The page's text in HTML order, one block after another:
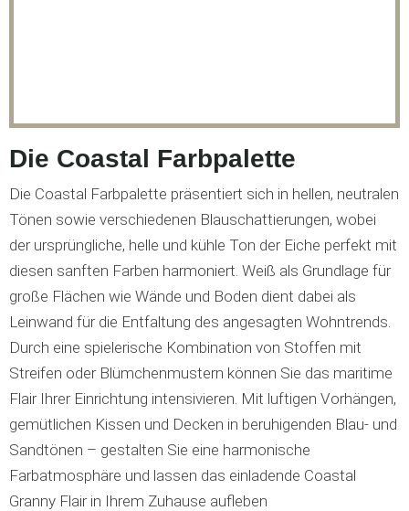
Die Coastal Farbpalette
Die Coastal Farbpalette präsentiert sich in hellen, neutralen
Tönen sowie verschiedenen Blauschattierungen, wobei
der ursprüngliche, helle und kühle Ton der Eiche perfekt mit
diesen sanften Farben harmoniert. Weiß als Grundlage für
große Flächen wie Wände und Boden dient dabei als
Leinwand für die Entfaltung des angesagten Wohntrends.
Durch eine spielerische Kombination von Stoffen mit
Streifen oder Blümchenmustern können Sie das maritime
Flair Ihrer Einrichtung intensivieren. Mit luftigen Vorhängen,
gemütlichen Kissen und Decken in beruhigenden Blau- und
Sandtönen – gestalten Sie eine harmonische
Farbatmosphäre und lassen das einladende Coastal
Granny Flair in Ihrem Zuhause aufleben